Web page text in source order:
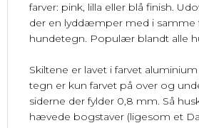
farver: pink, lilla eller blå finish.
der en lyddæmper med i samme
hundetegn. Populær blandt alle
Skiltene er lavet i farvet
tegn er kun farvet på over og
siderne der fylder 0,8 mm. Så
hævede bogstaver (ligesom et